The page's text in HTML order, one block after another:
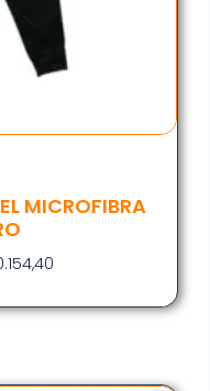
MICROFIBRA